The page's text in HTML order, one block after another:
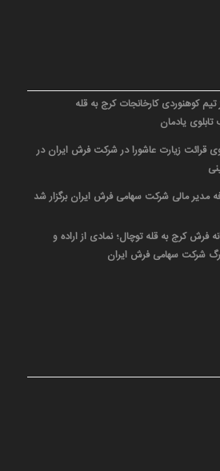
کوهنوردی کارخانجات کرج به قله
یادمان
قرائت زیارت عاشورا در شرکت فرش ایران در
مدیر مالی شرکت سهامی فرش ایران برگزار شد
فرش کرج به قله توچال؛ نمادی از اراده و
شرکت سهامی فرش ایران